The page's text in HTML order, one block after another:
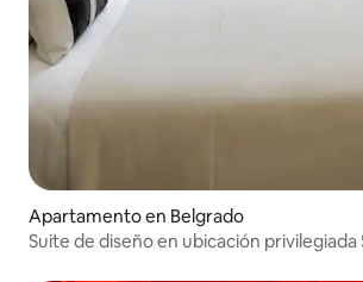
Apartamento en Belgrado
Suite de diseño en ubicación